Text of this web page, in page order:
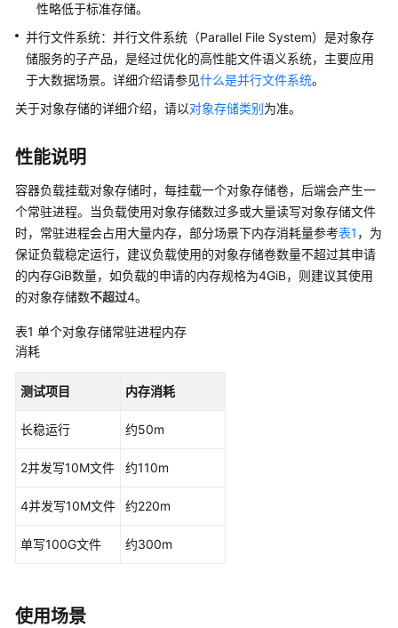
作
一
览
群
节
节
点
池
工
负
调
络
存
概
性略低于标准存储。
并行文件系统：并行文件系统（Parallel File System）是对象存
储服务的子产品，是经过优化的高性能文件语义系统，主要应用
于大数据场景。详细介绍请参见什么是并行文件系统。
关于对象存储的详细介绍，请以对象存储类别为准。
性能说明
容器负载挂载对象存储时，每挂载一个对象存储卷，后端会产生一
个常驻进程。当负载使用对象存储数过多或大量读写对象存储文件
时，常驻进程会占用大量内存，部分场景下内存消耗量参考表1 ，为
保证负载稳定运行，建议负载使用的对象存储卷数量不超过其申请
的内存GiB数量，如负载的申请的内存规格为4GiB，则建议其使用
的对象存储数不超过4。
表1 单个对象存储常驻进程内存
消耗
测试项目 内存消耗
长稳运行 约50m
2并发写10M文件 约110m
4并发写10M文件 约220m
单写100G文件 约300m
使用场景